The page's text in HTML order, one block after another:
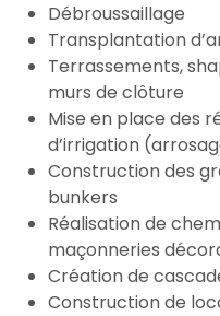
Débroussaillage
Transplantation
Terrassements,
murs de clôture
Mise en place des
d’irrigation
Construction des
bunkers
Réalisation de
maçonneries
Création de
Construction de